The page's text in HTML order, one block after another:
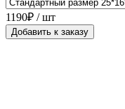
1190₽ / шт
Добавить к заказу